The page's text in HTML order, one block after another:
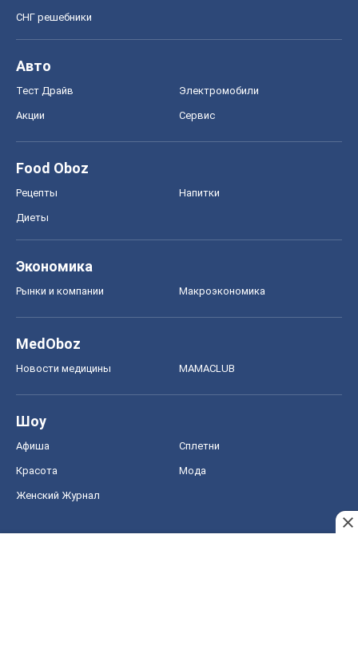
СНГ решебники
Авто
Тест Драйв Электромобили
Акции Сервис
Food Oboz
Рецепты Напитки
Диеты
Экономика
Рынки и компании Mакроэкономика
MedOboz
Новости медицины MAMACLUB
Шоу
Афиша Сплетни
Красота Мода
Женский Журнал